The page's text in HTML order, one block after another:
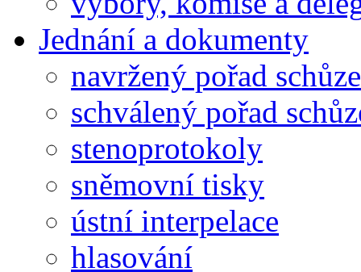
Jednání a dokumenty
navržený pořad schůze
schválený pořad
stenoprotokoly
sněmovní tisky
ústní interpelace
hlasování